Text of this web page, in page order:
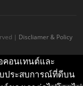
| Discliamer & Policy
คอนเทนต์และ
ประสบการณ์ที่ดีบน